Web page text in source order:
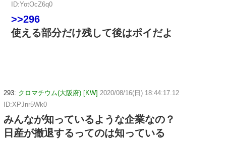
ID:YotOcZ6q0
>>296
使える部分だけ残して後はポイだよ
293: クロマチウム(大阪府) [KW] 2020/08/16(日) 18:44:17.12
ID:XPJnr5Wk0
みんなが知っているような企業なの？
日産が撤退するってのは知っている